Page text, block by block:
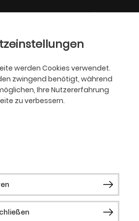
werden Cookies verwendet.
zwingend benötigt, während
Ihre Nutzererfahrung
zu verbessern.
(Gast)
Politikwissenschaft
Yale University.
arbeitete sie als
Kompanien für